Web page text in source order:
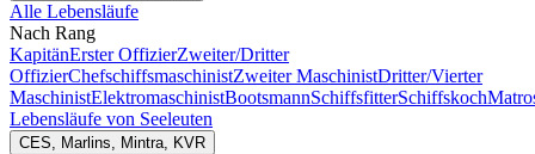
Alle Lebensläufe
Nach Rang
KapitänErster OffizierZweiter/Dritter
OffizierChefschiffsmaschinistZweiter MaschinistDritter/Vierter
MaschinistElektromaschinistBootsmannSchiffsfitterSchiffskoch
Lebensläufe von Seeleuten
CES, Marlins, Mintra, KVR